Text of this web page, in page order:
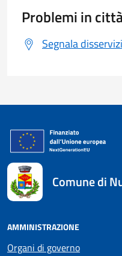
Problemi in
Segnala
Comune di
AMMINISTRAZIONE
Organi di governo